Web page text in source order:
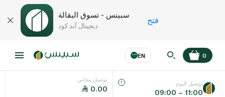
سبينس - تسوق البقالة
ديجيتال آند كود
فتح
EN
اللغة عر
0
توصيل مجاني
0.00
توصيل اليوم
09:00 – 11:00